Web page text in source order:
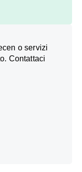
o servizi
Contattaci